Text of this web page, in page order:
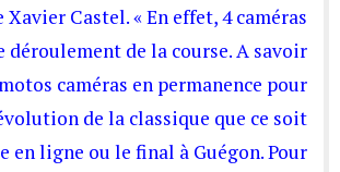
Castel. « En effet, 4 caméras
de la course. A savoir
caméras en permanence pour
de la classique que ce soit
en ligne ou le final à Guégon. Pour